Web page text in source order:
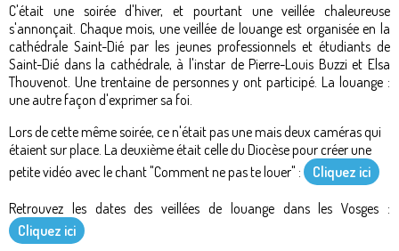
C'était une soirée d'hiver, et pourtant une veillée chaleureuse
s'annonçait. Chaque mois, une veillée de louange est organisée en la
cathédrale Saint-Dié par les jeunes professionnels et étudiants de
Saint-Dié dans la cathédrale, à l'instar de Pierre-Louis Buzzi et Elsa
Thouvenot. Une trentaine de personnes y ont participé. La louange :
une autre façon d'exprimer sa foi.
Lors de cette même soirée, ce n'était pas une mais deux caméras qui
étaient sur place. La deuxième était celle du Diocèse pour créer une
petite vidéo avec le chant "Comment ne pas te louer" :
Cliquez ici
Retrouvez les dates des veillées de louange dans les Vosges :
Cliquez ici